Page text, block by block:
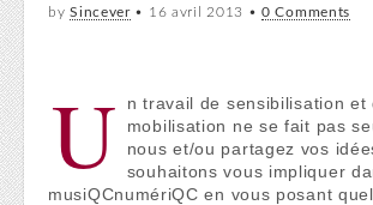
bySincever• 16 avril 2013 •0 Comments
U
n travail de sensibilisation et
mobilisation ne se fait pas
nous et/ou partagez vos
souhaitons vous impliquer
musiQCnumériQC en vous posant